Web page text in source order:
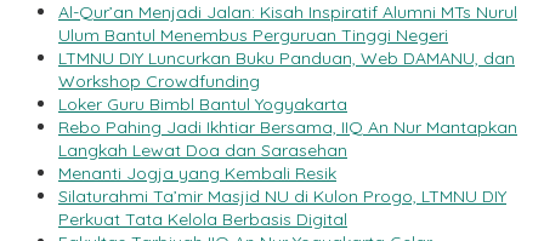
Al-Qur’an Menjadi Jalan: Kisah Inspiratif Alumni MTs Nurul
Ulum Bantul Menembus Perguruan Tinggi Negeri
LTMNU DIY Luncurkan Buku Panduan, Web DAMANU, dan
Workshop Crowdfunding
Loker Guru Bimbl Bantul Yogyakarta
Rebo Pahing Jadi Ikhtiar Bersama, IIQ An Nur Mantapkan
Langkah Lewat Doa dan Sarasehan
Menanti Jogja yang Kembali Resik
Silaturahmi Ta’mir Masjid NU di Kulon Progo, LTMNU DIY
Perkuat Tata Kelola Berbasis Digital